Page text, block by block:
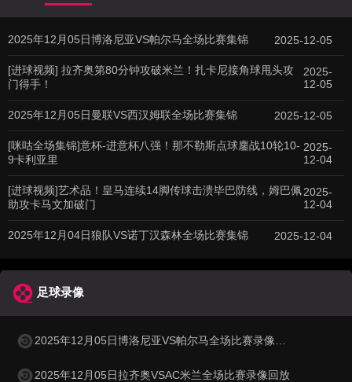
2025年12月05日博洛尼亚VS帕尔马全场比赛集锦 2025-12-05
[进球视频] 拉齐奥第80分钟攻破米兰！扎卡尼接角球甩头攻
门得手！
2025-
12-05
2025年12月05日曼联VS西汉姆联全场比赛集锦 2025-12-05
[咪咕全场集锦]意杯-进意杯八强！那不勒斯点球鏖战10轮10-
9卡利亚里
2025-
12-04
[进球视频]艺术品！皇马连续14脚传球击溃毕巴防线，姆巴佩
助攻卡马文加破门
2025-
12-04
2025年12月04日狼队VS诺丁汉森林全场比赛集锦 2025-12-04
足球录像
2025年12月05日博洛尼亚VS帕尔马全场比赛录像回放
2025年12月05日拉齐奥VSAC米兰全场比赛录像回放